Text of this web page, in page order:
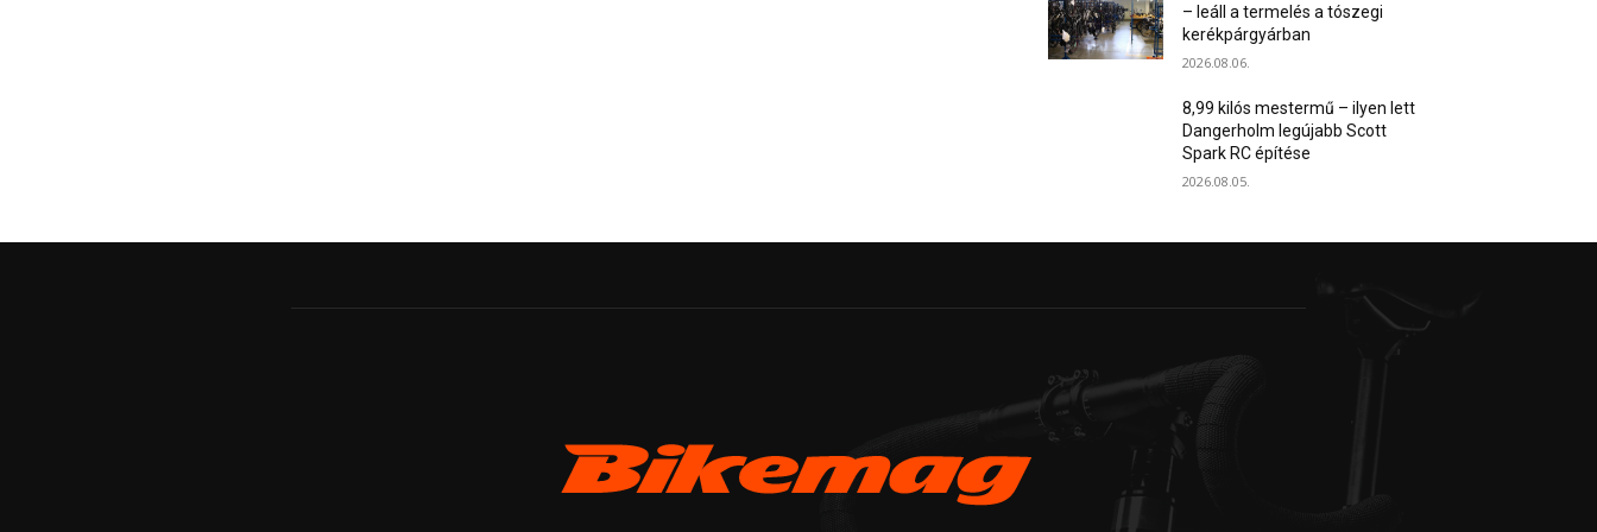
– leáll a termelés a tószegi
kerékpárgyárban
2026.08.06.
8,99 kilós mestermű – ilyen lett
Dangerholm legújabb Scott
Spark RC építése
2026.08.05.